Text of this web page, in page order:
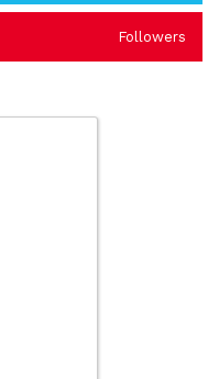
Followers